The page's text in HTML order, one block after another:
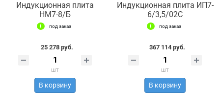
Индукционная плита
НМ7-8/Б
под заказ
25 278 руб.
шт
В корзину
Индукционная плита ИП7-
6/3,5/02С
под заказ
367 114 руб.
шт
В корзину